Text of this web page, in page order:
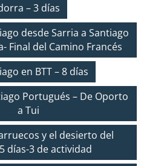
– 3 días
desde Sarria a Santiago
Final del Camino Francés
en BTT – 8 días
Portugués – De Oporto
a Tui
y el desierto del
días-3 de actividad